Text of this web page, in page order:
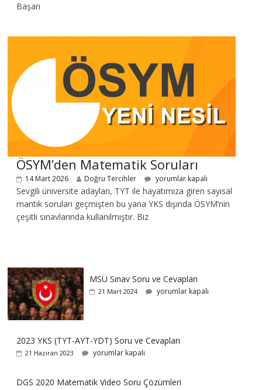
Başarı
ÖSYM’den Matematik Soruları
14 Mart 2026 Doğru Tercihler yorumlar kapalı
Sevgili üniversite adayları, TYT ile hayatımıza giren sayısal
mantık soruları geçmişten bu yana YKS dışında ÖSYM’nin
çeşitli sınavlarında kullanılmıştır. Biz
MSÜ Sınav Soru ve Cevapları
21 Mart 2024 yorumlar kapalı
2023 YKS (TYT-AYT-YDT) Soru ve Cevapları
21 Haziran 2023 yorumlar kapalı
DGS 2020 Matematik Video Soru Çözümleri